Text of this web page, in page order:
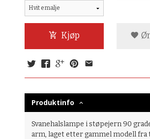
Kjøp
Produktinfo
Svanehalslampe i støpejern 90
arm, laget etter gammel modell fra